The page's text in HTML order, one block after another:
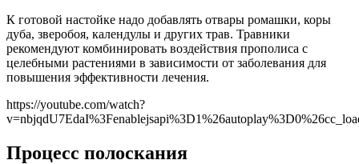
К готовой настойке надо добавлять отвары ромашки, коры
дуба, зверобоя, календулы и других трав. Травники
рекомендуют комбинировать воздействия прополиса с
целебными растениями в зависимости от заболевания для
повышения эффективности лечения.
https://youtube.com/watch?
Процесс полоскания